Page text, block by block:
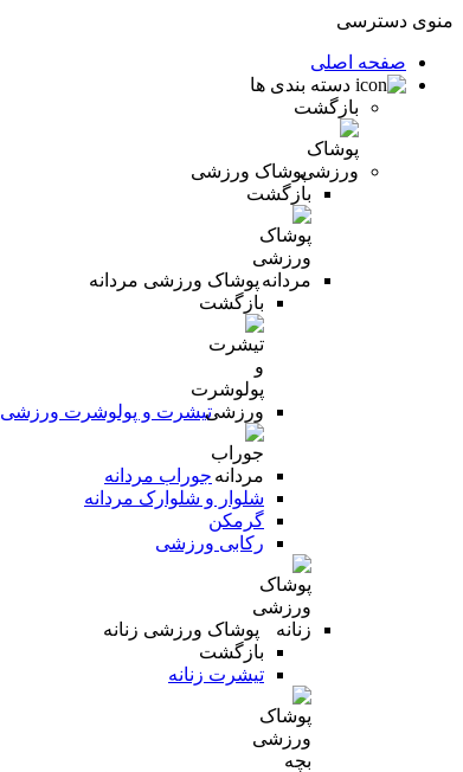
منوی دسترسی
صفحه اصلی
دسته بندی ها
بازگشت
پوشاک ورزشی
بازگشت
پوشاک ورزشی مردانه
بازگشت
تیشرت و پولوشرت ورزشی
جوراب مردانه
شلوار و شلوارک مردانه
گرمکن
رکابی ورزشی
پوشاک ورزشی زنانه
بازگشت
تیشرت زنانه